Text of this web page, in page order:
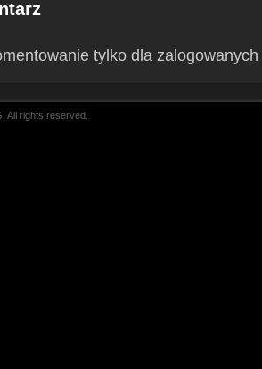
tylko dla
All rights reserved.